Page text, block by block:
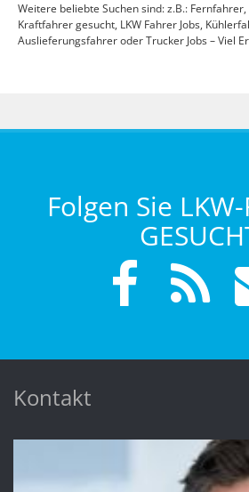
Weitere beliebte Suchen sind: z.B.:
Kraftfahrer gesucht, LKW Fahrer Jobs,
Auslieferungsfahrer oder Trucker Jobs – Viel
Folgen Sie LKW-
Kontakt